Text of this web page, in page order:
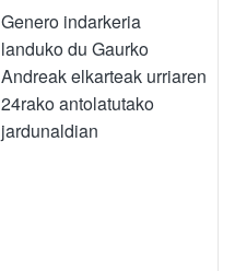
Genero indarkeria
landuko du Gaurko
Andreak elkarteak urriaren
24rako antolatutako
jardunaldian